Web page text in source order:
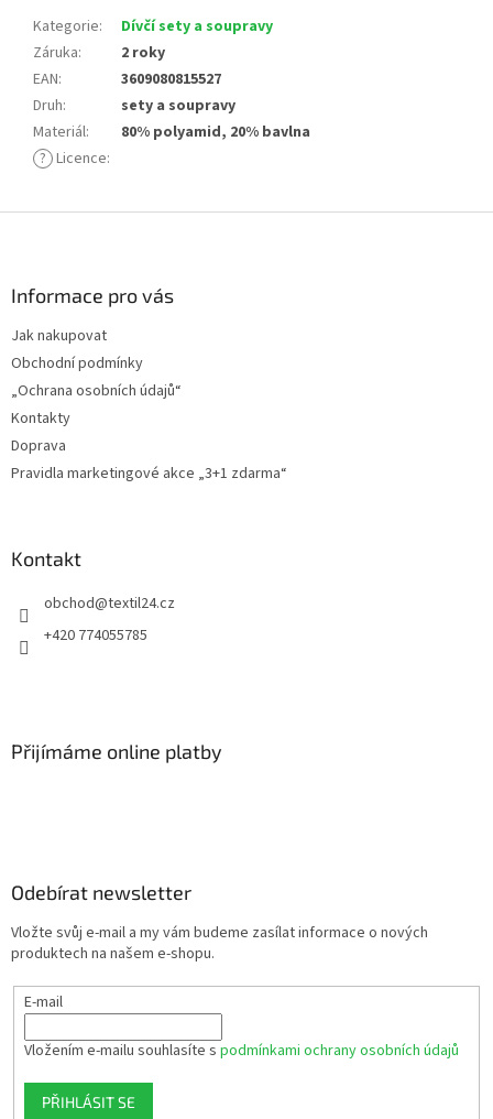
Kategorie:
Dívčí sety a soupravy
Záruka:
2 roky
EAN:
3609080815527
Druh:
sety a soupravy
Materiál:
80% polyamid, 20% bavlna
? Licence:
Informace pro vás
Jak nakupovat
Obchodní podmínky
„Ochrana osobních údajů“
Kontakty
Doprava
Pravidla marketingové akce „3+1 zdarma“
Kontakt
obchod@textil24.cz
+420 774055785
Přijímáme online platby
Odebírat newsletter
Vložte svůj e-mail a my vám budeme zasílat informace o nových
produktech na našem e-shopu.
E-mail
Vložením e-mailu souhlasíte s podmínkami ochrany osobních údajů
PŘIHLÁSIT SE